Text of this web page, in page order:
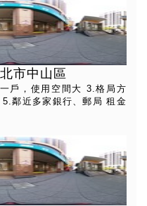
市中山區
戶，使用空間大 3.格局方
鄰近多家銀行、郵局 租金